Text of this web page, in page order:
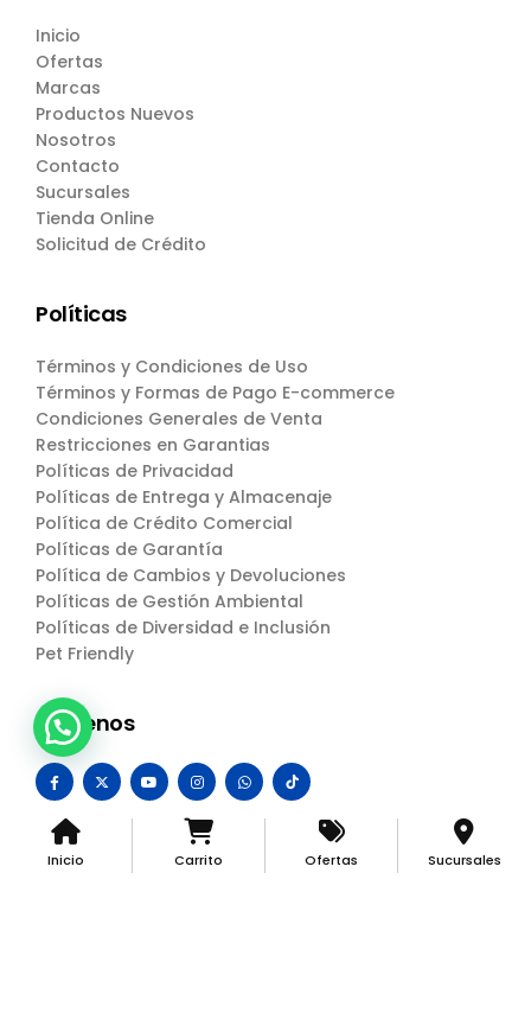
Inicio
Ofertas
Marcas
Productos Nuevos
Nosotros
Contacto
Sucursales
Tienda Online
Solicitud de Crédito
Políticas
Términos y Condiciones de Uso
Términos y Formas de Pago E-commerce
Condiciones Generales de Venta
Restricciones en Garantias
Políticas de Privacidad
Políticas de Entrega y Almacenaje
Política de Crédito Comercial
Políticas de Garantía
Política de Cambios y Devoluciones
Políticas de Gestión Ambiental
Políticas de Diversidad e Inclusión
Pet Friendly
Síguenos
Inicio Carrito Ofertas Sucursales